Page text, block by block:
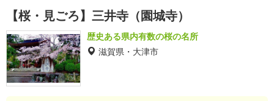
【桜・見ごろ】三井寺（園城寺）
歴史ある県内有数の桜の名所
滋賀県・大津市